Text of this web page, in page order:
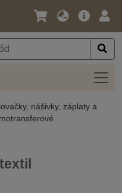
Jazyk
Měna
Hlavní
nášivky, záplaty a